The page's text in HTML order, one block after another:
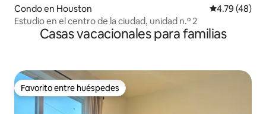
Condo en Houston Calificación
4.79 (48)
Estudio en el centro de la ciudad, unidad n.º 2
Casas vacacionales para familias
Favorito entre huéspedes
Favorito entre huéspedes